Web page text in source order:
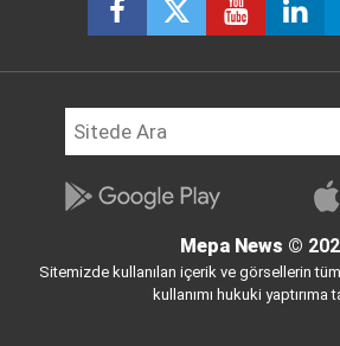
Mepa News ©
Sitemizde kullanılan içerik ve görsellerin tüm
kullanımı hukuki yaptırıma